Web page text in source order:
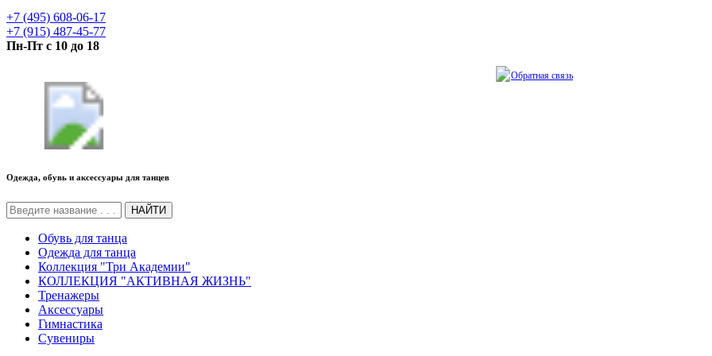
+7 (495) 608-06-17
+7 (915) 487-45-77
Пн-Пт с 10 до 18
Обратная связь
Одежда, обувь и аксессуары для танцев
НАЙТИ
Обувь для танца
Одежда для танца
Коллекция "Три Академии"
КОЛЛЕКЦИЯ "АКТИВНАЯ ЖИЗНЬ"
Тренажеры
Аксессуары
Гимнастика
Сувениры